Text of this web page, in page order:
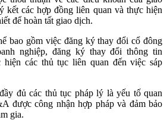
kết các hợp đồng liên quan và thực hiện
để hoàn tất giao dịch.
bao gồm việc đăng ký thay đổi cổ đông
nghiệp, đăng ký thay đổi thông tin
hiện các thủ tục liên quan đến việc sáp
đủ các thủ tục pháp lý là yếu tố quan
được công nhận hợp pháp và đảm bảo
gia.